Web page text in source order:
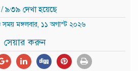
/ ৯৩৯ দেখা হয়েছে
সময় মঙ্গলবার, ১১ অগাস্ট ২০২৬
সেয়ার করুন